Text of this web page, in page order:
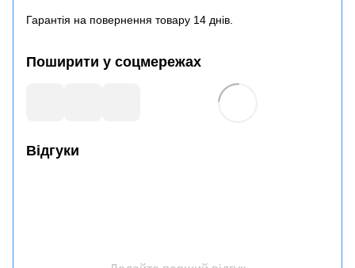
Гарантія на повернення товару 14 днів.
Поширити у соцмережах
Відгуки